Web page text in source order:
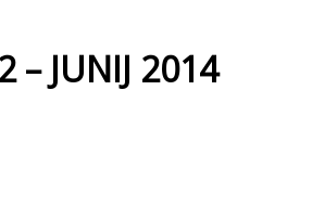
– JUNIJ 2014